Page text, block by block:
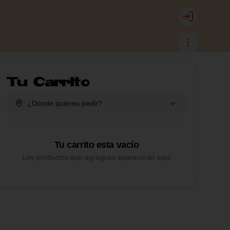
Login
Tu Carrito
¿Dónde quieres pedir?
Tu carrito esta vacío
Los productos que agregues aparecerán aquí